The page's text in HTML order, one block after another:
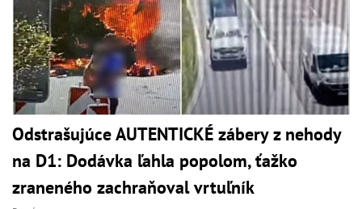
Odstrašujúce AUTENTICKÉ zábery z nehody
na D1: Dodávka ľahla popolom, ťažko
zraneného zachraňoval vrtuľník